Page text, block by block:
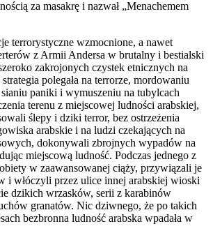
za masakrę i nazwał „Menachemem
terrorystyczne wzmocnione, a nawet
z Armii Andersa w brutalny i bestialski
zakrojonych czystek etnicznych na
polegała na terrorze, mordowaniu
paniki i wymuszeniu na tubylcach
terenu z miejscowej ludności arabskiej,
ślepy i dziki terror, bez ostrzeżenia
arabskie i na ludzi czekających na
dokonywali zbrojnych wypadów na
miejscową ludność. Podczas jednego z
w zaawansowanej ciąży, przywiązali je
i włóczyli przez ulice innej arabskiej wioski
dzikich wrzasków, serii z karabinów
granatów. Nic dziwnego, że po takich
bezbronna ludność arabska wpadała w